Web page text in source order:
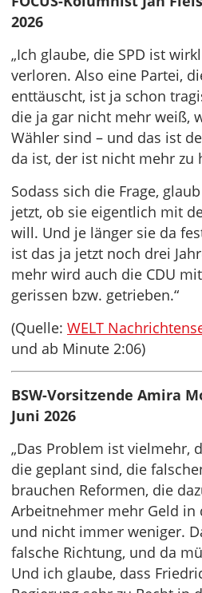
2026
„Ich glaube, die SPD ist
verloren. Also eine Partei,
enttäuscht, ist ja schon
die ja gar nicht mehr weiß,
Wähler sind – und das ist
da ist, der ist nicht mehr zu
Sodass sich die Frage,
jetzt, ob sie eigentlich mit
will. Und je länger sie da
ist das ja jetzt noch drei
mehr wird auch die CDU
gerissen bzw. getrieben.“
(Quelle: WELT
und ab Minute 2:06)
BSW-Vorsitzende Amira
Juni 2026
„Das Problem ist vielmehr,
die geplant sind, die
brauchen Reformen, die
Arbeitnehmer mehr Geld in
und nicht immer weniger.
falsche Richtung, und da
Und ich glaube, dass